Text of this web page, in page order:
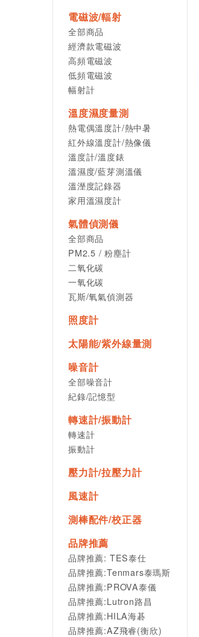
電磁波/輻射
全部商品
經濟款電磁波
高頻電磁波
低頻電磁波
幅射計
溫度濕度量測
熱電偶溫度計/熱中暑
紅外線溫度計/熱像儀
溫度計/溫度錶
溫濕度/藍芽測溫儀
溫溼度記錄器
家用溫濕度計
氣體偵測儀
全部商品
PM2.5 / 粉塵計
二氧化碳
一氧化碳
瓦斯/氧氣偵測器
照度計
太陽能/紫外線量測
噪音計
全部噪音計
紀錄/記憶型
轉速計/振動計
轉速計
振動計
壓力計/拉壓力計
風速計
測棒配件/校正器
品牌推薦
品牌推薦: TES泰仕
品牌推薦:Tenmars泰瑪斯
品牌推薦:PROVA泰儀
品牌推薦:Lutron路昌
品牌推薦:HILA海碁
品牌推薦:AZ飛睿(衡欣)